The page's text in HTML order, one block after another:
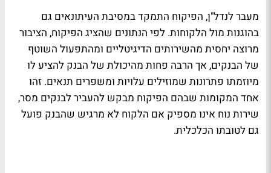
מעבר לנדל"ן, הפיקוח התמקד במסיבת העיתונאים גם
בהוגנות מול הלקוחות. לפי הנתונים שהציג הפיקוח, הציבור
מרוצה יחסית מהשירותים הדיגיטליים ומהתפעול השוטף
של הבנקים, אך הרבה פחות מהיכולת של הבנק להציע לו
מיוזמתו פתרונות שמוזילים עלויות ומשפרים תנאים. זהו
אחד המקומות שבהם הפיקוח מבקש להעביר לבנקים מסר,
שירות נוח אינו מספיק אם הלקוח לא מרגיש שהבנק פועל
גם לטובתו הכלכלית.